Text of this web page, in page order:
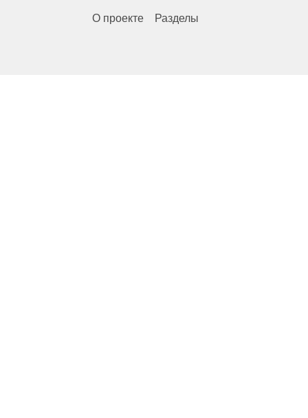
О проекте Разделы